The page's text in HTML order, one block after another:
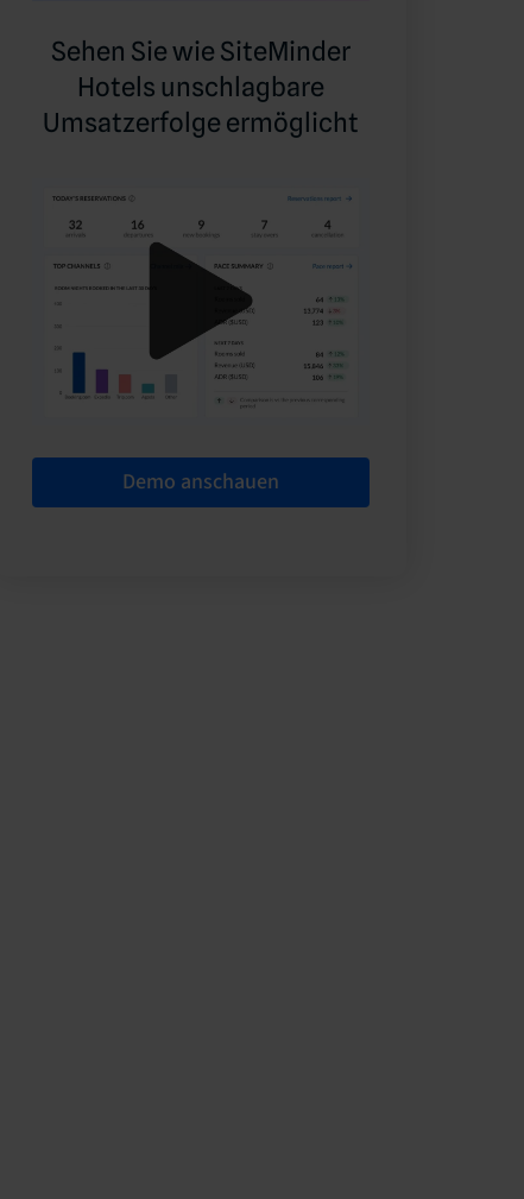
Sehen Sie wie SiteMinder
Hotels unschlagbare
Umsatzerfolge ermöglicht
Demo anschauen